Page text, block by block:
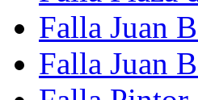
Falla Juan
Falla Juan